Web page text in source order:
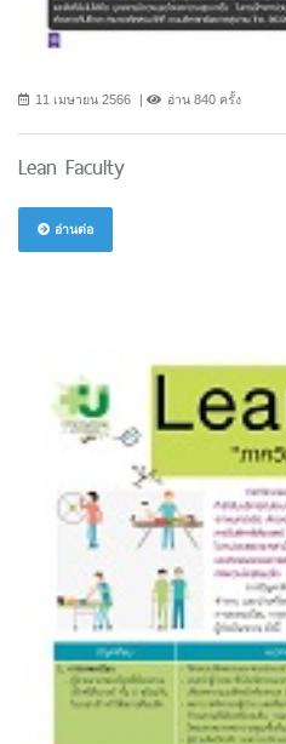
11 เมษายน 2566 อ่าน 840 ครั้ง
Lean Faculty
อ่านต่อ